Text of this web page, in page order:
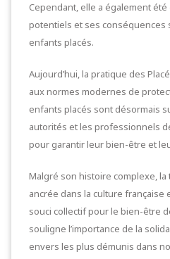
Cependant, elle a également
potentiels et ses conséquences
enfants placés.
Aujourd’hui, la pratique des
aux normes modernes de
enfants placés sont désormais
autorités et les professionnels
pour garantir leur bien-être et
Malgré son histoire complexe,
ancrée dans la culture française
souci collectif pour le bien-être
souligne l’importance de la
envers les plus démunis dans